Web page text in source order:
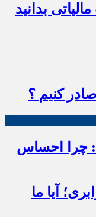
بدانید
کنیم ؟
چرا احساس
آیا ما